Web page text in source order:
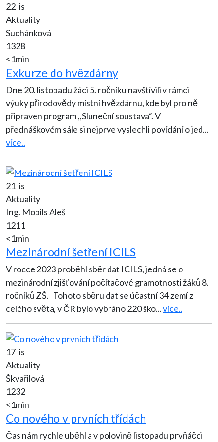
22 lis
Aktuality
Suchánková
1328
<1min
Exkurze do hvězdárny
Dne 20. listopadu žáci 5. ročníku navštívili v rámci
výuky přírodovědy místní hvězdárnu, kde byl pro ně
připraven program ,,Sluneční soustava“. V
přednáškovém sále si nejprve vyslechli povídání o jed...
více..
21 lis
Aktuality
Ing. Mopils Aleš
1211
<1min
Mezinárodní šetření ICILS
V rocce 2023 proběhl sběr dat ICILS, jedná se o
mezinárodní zjišťování počítačové gramotnosti žáků 8.
ročníků ZŠ. Tohoto sběru dat se účastní 34 zemí z
celého světa, v ČR bylo vybráno 220 ško...více..
17 lis
Aktuality
Škvařilová
1232
<1min
Co nového v prvních třídách
Čas nám rychle uběhl a v polovině listopadu prvňáčci